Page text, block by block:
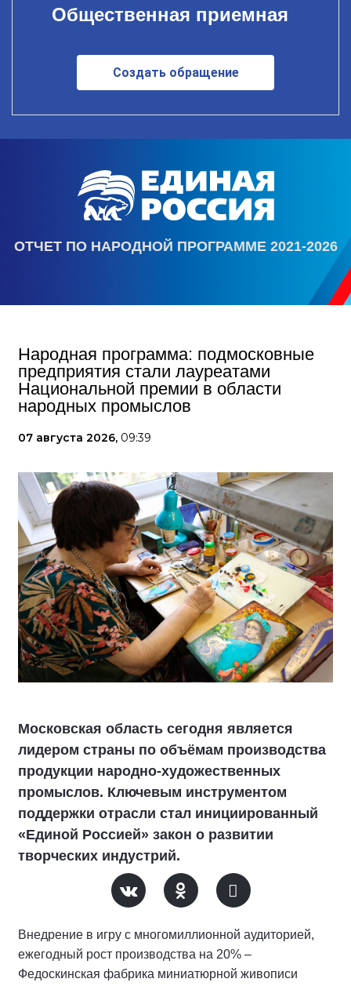
Общественная приемная
Создать обращение
ОТЧЕТ ПО НАРОДНОЙ ПРОГРАММЕ 2021-2026
Народная программа: подмосковные
предприятия стали лауреатами
Национальной премии в области
народных промыслов
07 августа 2026, 09:39
Московская область сегодня является
лидером страны по объёмам производства
продукции народно-художественных
промыслов. Ключевым инструментом
поддержки отрасли стал инициированный
«Единой Россией» закон о развитии
творческих индустрий.
Внедрение в игру с многомиллионной аудиторией,
ежегодный рост производства на 20% –
Федоскинская фабрика миниатюрной живописи